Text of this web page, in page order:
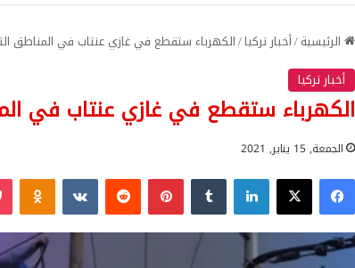
الرئيسية/أخبار تركيا/الكهرباء ستقطع في غازي عنتاب في المناطق
أخبار تركيا
الكهرباء ستقطع في غازي عنتاب في
الجمعة, 15 يناير, 2021
فيسبوك‫X لينكدإن بينتيريست